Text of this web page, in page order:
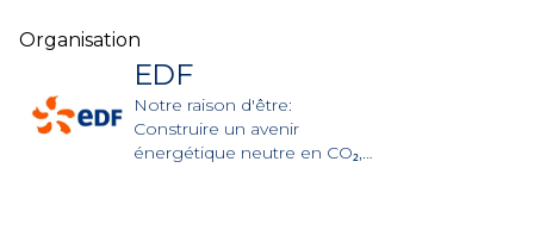
Organisation
EDF
Notre raison d'être:
Construire un avenir
énergétique neutre en CO₂,